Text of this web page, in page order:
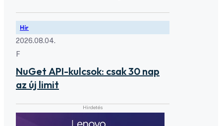
Hír
2026.08.04.
F
NuGet API-kulcsok: csak 30 nap
az új limit